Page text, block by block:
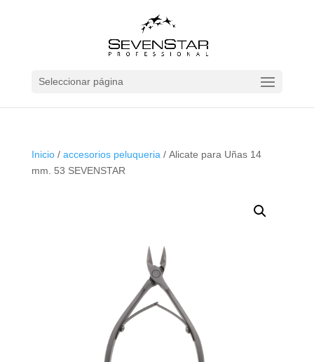
Seleccionar página
Inicio/ accesorios peluqueria / Alicate para Uñas 14
mm. 53 SEVENSTAR